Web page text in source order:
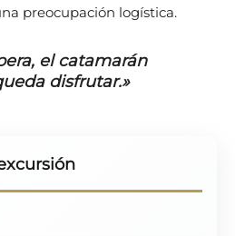
preocupación logística.
el catamarán
disfrutar.»